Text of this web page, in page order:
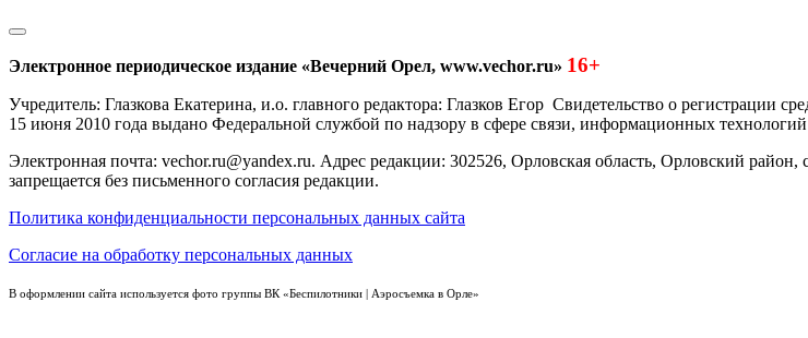
Электронное периодическое издание «Вечерний Орел, www.vechor.ru» 16+
Учредитель: Глазкова Екатерина, и.о. главного редактора: Глазков Егор Свидетельство о регистрации
15 июня 2010 года выдано Федеральной службой по надзору в сфере связи, информационных
Электронная почта: vechor.ru@yandex.ru. Адрес редакции: 302526, Орловская область, Орловский
запрещается без письменного согласия редакции.
Политика конфиденциальности персональных данных сайта
Согласие на обработку персональных данных
В оформлении сайта используется фото группы ВК «Беспилотники | Аэросъемка в Орле»